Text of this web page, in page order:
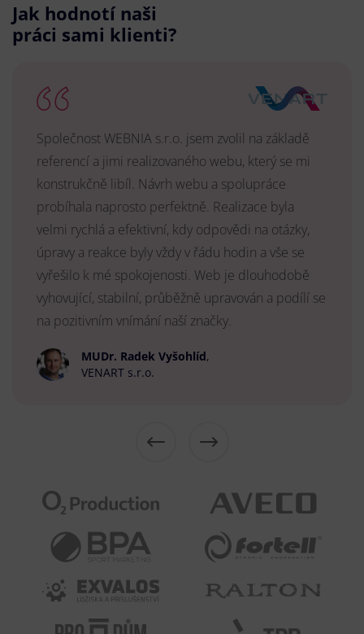
Jak hodnotí naši
práci sami klienti?
Společnost WEBNIA s.r.o. jsem zvolil na základě
referencí a jimi realizovaného webu, který se mi
konstrukčně libíl. Návrh webu a spolupráce
probíhala naprosto perfektně. Realizace byla
velmi rychlá a efektivní, kdy odpovědi na otázky,
úpravy a reakce byly vždy v řádu hodin a vše se
vyřešilo k mé spokojenosti. Web je dlouhodobě
vyhovující, stabilní, průběžně upravován a podílí se
na pozitivním vnímání naší značky.
MUDr. Radek Vyšohlíd,
VENART s.r.o.